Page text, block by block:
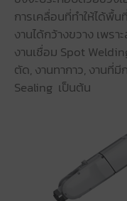
การเคลื่อนที่ทำให้ได้พื้
งานได้กว้างขวาง เพร
งานเชื่อม Spot
ตัด, งานทากาว, งานที่
Sealing เป็นต้น